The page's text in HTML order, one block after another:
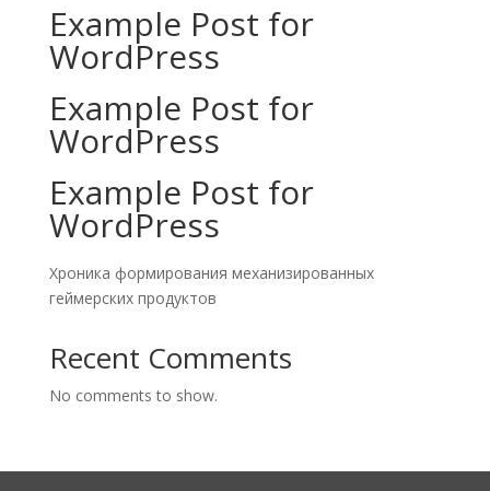
Example Post for
WordPress
Example Post for
WordPress
Example Post for
WordPress
Хроника формирования механизированных
геймерских продуктов
Recent Comments
No comments to show.